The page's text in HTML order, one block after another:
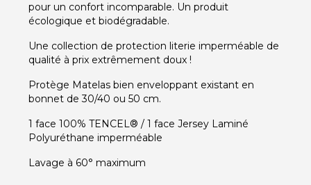
pour un confort incomparable. Un produit
écologique et biodégradable.
Une collection de protection literie imperméable de
qualité à prix extrêmement doux !
Protège Matelas bien enveloppant existant en
bonnet de 30/40 ou 50 cm.
1 face 100% TENCEL® / 1 face Jersey Laminé
Polyuréthane imperméable
Lavage à 60° maximum